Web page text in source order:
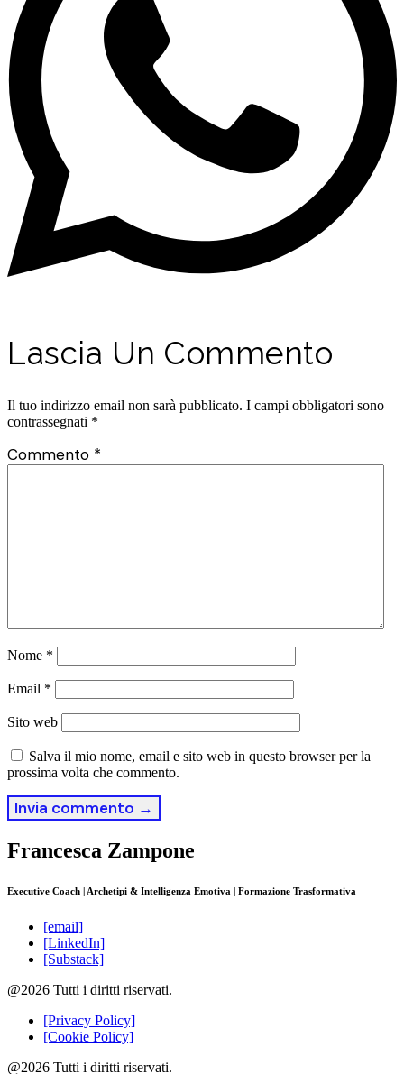
Lascia Un Commento
Il tuo indirizzo email non sarà pubblicato. I campi obbligatori sono
contrassegnati *
Commento *
Nome *
Email *
Sito web
Salva il mio nome, email e sito web in questo browser per la
prossima volta che commento.
Francesca Zampone
Executive Coach | Archetipi & Intelligenza Emotiva | Formazione Trasformativa
[email]
[LinkedIn]
[Substack]
@2026 Tutti i diritti riservati.
[Privacy Policy]
[Cookie Policy]
@2026 Tutti i diritti riservati.